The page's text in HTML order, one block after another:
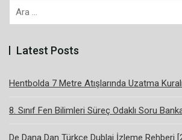
Arama:
Latest Posts
Hentbolda 7 Metre Atışlarında Uzatma
8. Sınıf Fen Bilimleri Süreç Odaklı Soru
De Dana Dan Türkçe Dublaj İzleme Rehberi